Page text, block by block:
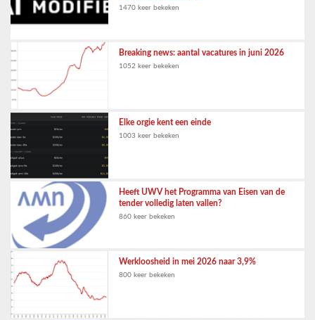
1470 keer bekeken
Breaking news: aantal vacatures in juni 2026
1052 keer bekeken
Elke orgie kent een einde
1003 keer bekeken
Heeft UWV het Programma van Eisen van de
tender volledig laten vallen?
860 keer bekeken
Werkloosheid in mei 2026 naar 3,9%
800 keer bekeken